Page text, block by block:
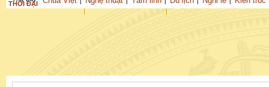
THỜI ĐẠI TUỔI TRẺ NGHIÊN CỨU